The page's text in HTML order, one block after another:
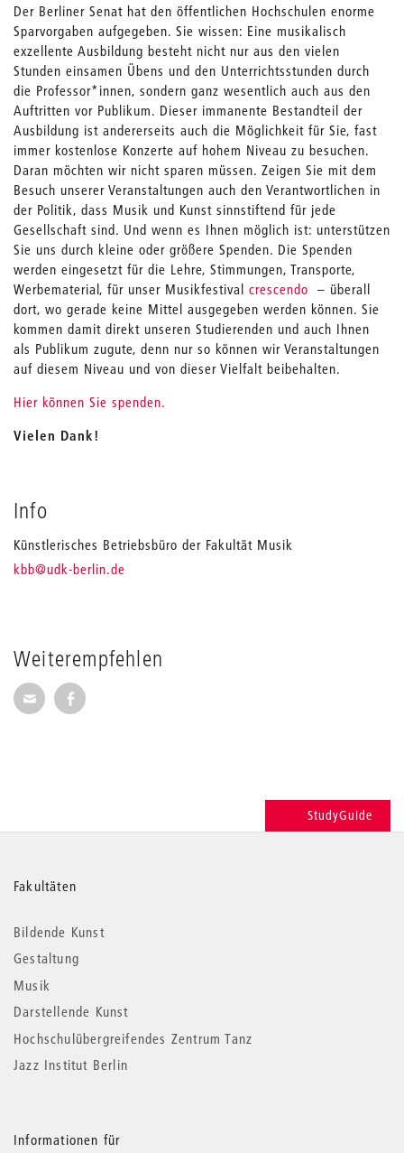
Weiterempfehlen
Seite per E-Mail weiterempfehlen
Seite auf Facebook weiterempfehlen
Der Berliner Senat hat den öffentlichen Hochschulen enorme
Sparvorgaben aufgegeben. Sie wissen: Eine musikalisch
exzellente Ausbildung besteht nicht nur aus den vielen
Stunden einsamen Übens und den Unterrichtsstunden durch
die Professor*innen, sondern ganz wesentlich auch aus den
Auftritten vor Publikum. Dieser immanente Bestandteil der
Ausbildung ist andererseits auch die Möglichkeit für Sie, fast
immer kostenlose Konzerte auf hohem Niveau zu besuchen.
Daran möchten wir nicht sparen müssen. Zeigen Sie mit dem
Besuch unserer Veranstaltungen auch den Verantwortlichen in
der Politik, dass Musik und Kunst sinnstiftend für jede
Gesellschaft sind. Und wenn es Ihnen möglich ist: unterstützen
Sie uns durch kleine oder größere Spenden. Die Spenden
werden eingesetzt für die Lehre, Stimmungen, Transporte,
Werbematerial, für unser Musikfestival crescendo – überall
dort, wo gerade keine Mittel ausgegeben werden können. Sie
kommen damit direkt unseren Studierenden und auch Ihnen
als Publikum zugute, denn nur so können wir Veranstaltungen
auf diesem Niveau und von dieser Vielfalt beibehalten.
Hier können Sie spenden.
Vielen Dank!
Info
Künstlerisches Betriebsbüro der Fakultät Musik
kbb_
@udk-berlin.de
StudyGuide
Weitere
Informationen
Fakultäten
Bildende Kunst
Gestaltung
Musik
Darstellende Kunst
Hochschulübergreifendes Zentrum Tanz
Jazz Institut Berlin
Informationen für